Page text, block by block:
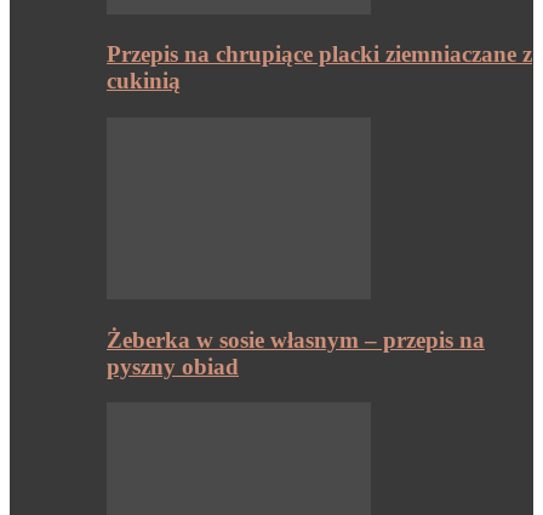
Przepis na chrupiące placki ziemniaczane z
cukinią
Żeberka w sosie własnym – przepis na
pyszny obiad